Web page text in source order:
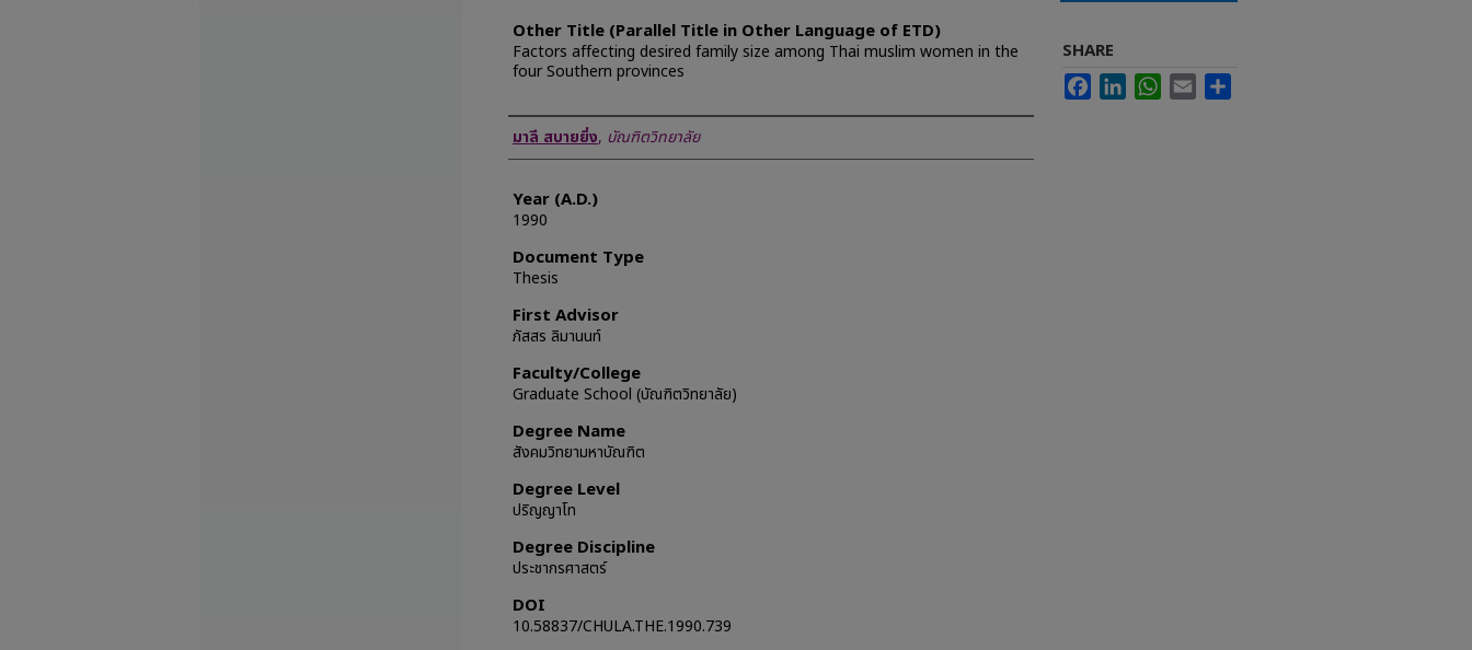
Other Title (Parallel Title in Other Language of ETD)
Factors affecting desired family size among Thai muslim women in the
four Southern provinces
Author
มาลี สบายยิ่ง, บัณฑิตวิทยาลัย
Year (A.D.)
1990
Document Type
Thesis
First Advisor
ภัสสร ลิมานนท์
Faculty/College
Graduate School (บัณฑิตวิทยาลัย)
Degree Name
สังคมวิทยามหาบัณฑิต
Degree Level
ปริญญาโท
Degree Discipline
ประชากรศาสตร์
DOI
10.58837/CHULA.THE.1990.739
SHARE
FacebookLinkedInWhatsApp
Email